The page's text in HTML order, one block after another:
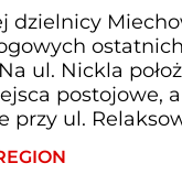
dzielnicy
ul. Nickla
postojowe,
przy ul.